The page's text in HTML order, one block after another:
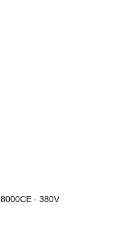
- 380V